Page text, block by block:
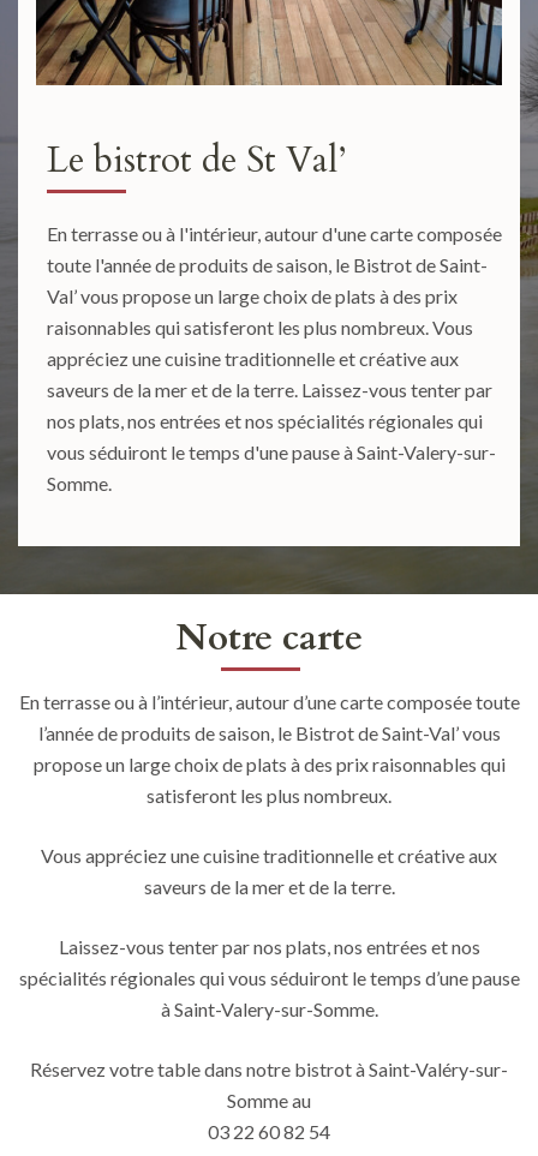
Le bistrot de St Val’
En terrasse ou à l'intérieur, autour d'une carte composée
toute l'année de produits de saison, le Bistrot de Saint-
Val’ vous propose un large choix de plats à des prix
raisonnables qui satisferont les plus nombreux. Vous
appréciez une cuisine traditionnelle et créative aux
saveurs de la mer et de la terre. Laissez-vous tenter par
nos plats, nos entrées et nos spécialités régionales qui
vous séduiront le temps d'une pause à Saint-Valery-sur-
Somme.
Notre carte
En terrasse ou à l’intérieur, autour d’une carte composée toute
l’année de produits de saison, le Bistrot de Saint-Val’ vous
propose un large choix de plats à des prix raisonnables qui
satisferont les plus nombreux.
Vous appréciez une cuisine traditionnelle et créative aux
saveurs de la mer et de la terre.
Laissez-vous tenter par nos plats, nos entrées et nos
spécialités régionales qui vous séduiront le temps d’une pause
à Saint-Valery-sur-Somme.
Réservez votre table dans notre bistrot à Saint-Valéry-sur-
Somme au
03 22 60 82 54